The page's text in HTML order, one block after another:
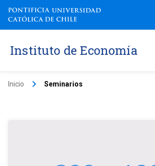
Instituto de Economía
Inicio keyboard_arrow_right Seminarios